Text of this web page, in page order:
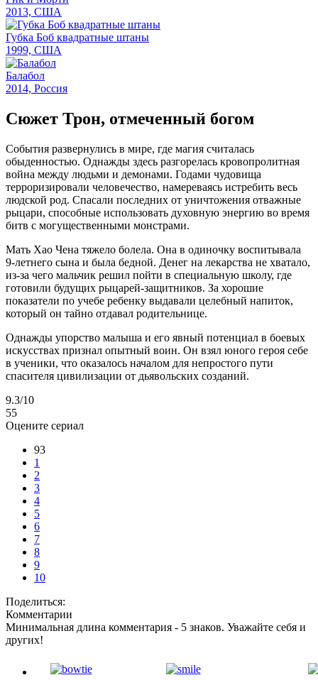
2013, США
Губка Боб квадратные штаны
1999, США
Балабол
2014, Россия
Сюжет Трон, отмеченный богом
События развернулись в мире, где магия считалась
обыденностью. Однажды здесь разгорелась кровопролитная
война между людьми и демонами. Годами чудовища
терроризировали человечество, намереваясь истребить весь
людской род. Спасали последних от уничтожения отважные
рыцари, способные использовать духовную энергию во время
битв с могущественными монстрами.
Мать Хао Чена тяжело болела. Она в одиночку воспитывала
9-летнего сына и была бедной. Денег на лекарства не хватало,
из-за чего мальчик решил пойти в специальную школу, где
готовили будущих рыцарей-защитников. За хорошие
показатели по учебе ребенку выдавали целебный напиток,
который он тайно отдавал родительнице.
Однажды упорство малыша и его явный потенциал в боевых
искусствах признал опытный воин. Он взял юного героя себе
в ученики, что оказалось началом для непростого пути
спасителя цивилизации от дьявольских созданий.
9.3/10
55
Оцените сериал
93
1
2
3
4
5
6
7
8
9
10
Поделиться:
Комментарии
Минимальная длина комментария - 5 знаков. Уважайте себя и
других!